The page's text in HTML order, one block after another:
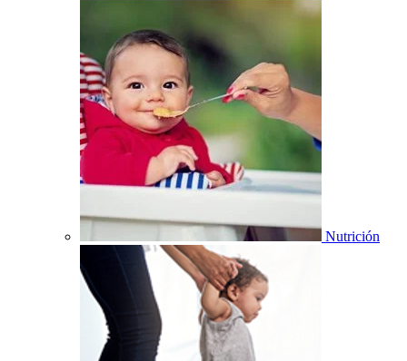
Nutrición